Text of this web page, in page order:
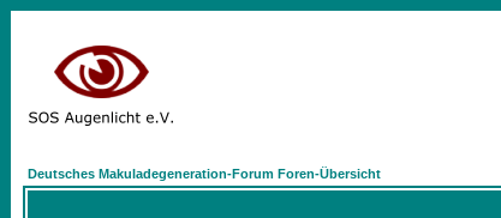
Deutsches Makuladegeneration-Forum Foren-Übersicht